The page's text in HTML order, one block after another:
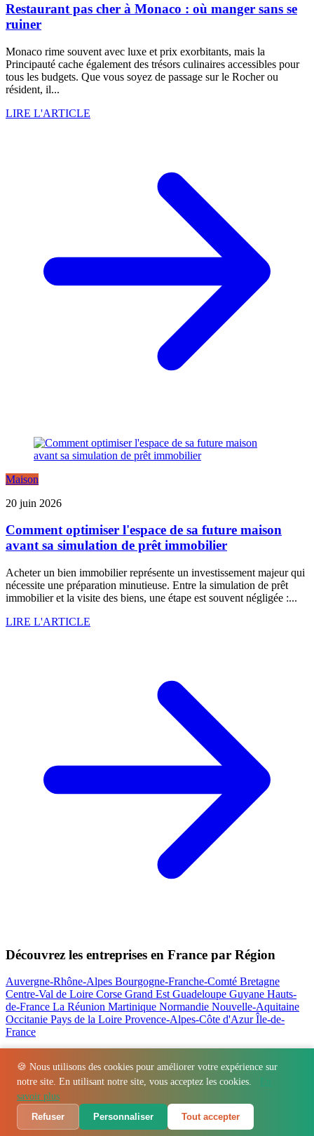
🍪 Nous utilisons des cookies pour améliorer votre expérience sur
notre site. En utilisant notre site, vous acceptez les cookies.
En
savoir plus
Refuser
Personnaliser Tout accepter
Restaurant pas cher à Monaco : où manger sans se
ruiner
Monaco rime souvent avec luxe et prix exorbitants, mais la
Principauté cache également des trésors culinaires accessibles pour
tous les budgets. Que vous soyez de passage sur le Rocher ou
résident, il...
LIRE L'ARTICLE
Maison
20 juin 2026
Comment optimiser l'espace de sa future maison
avant sa simulation de prêt immobilier
Acheter un bien immobilier représente un investissement majeur qui
nécessite une préparation minutieuse. Entre la simulation de prêt
immobilier et la visite des biens, une étape est souvent négligée :...
LIRE L'ARTICLE
Découvrez les entreprises en France par Région
Auvergne-Rhône-Alpes Bourgogne-Franche-Comté Bretagne
Centre-Val de Loire Corse Grand EstGuadeloupe Guyane Hauts-
de-France La Réunion Martinique Normandie Nouvelle-Aquitaine
Occitanie Pays de la Loire Provence-Alpes-Côte d'AzurÎle-de-
France
Nos actualités les plus consultées
Régions - Départements - Villes - Entreprises - Marques Contact
Espace presse
© 2026 VillageBarKitchen. Tous droits réservés.